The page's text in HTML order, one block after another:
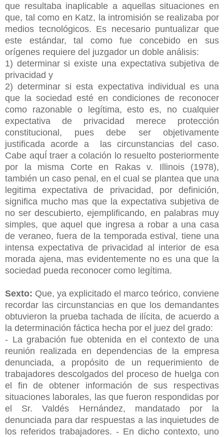
que resultaba inaplicable a aquellas situaciones en
que, tal como en Katz, la intromisión se realizaba por
medios tecnológicos. Es necesario puntualizar que
este estándar, tal como fue concebido en sus
orígenes requiere del juzgador un doble análisis:
1) determinar si existe una expectativa subjetiva de
privacidad y
2) determinar si esta expectativa individual es una
que la sociedad esté en condiciones de reconocer
como razonable o legítima, esto es, no cualquier
expectativa de privacidad merece protección
constitucional, pues debe ser objetivamente
justificada acorde a las circunstancias del caso.
Cabe aquÍ traer a colación lo resuelto posteriormente
por la misma Corte en Rakas v. Illinois (1978),
también un caso penal, en el cual se plantea que una
legitima expectativa de privacidad, por definición,
significa mucho mas que la expectativa subjetiva de
no ser descubierto, ejemplificando, en palabras muy
simples, que aquel que ingresa a robar a una casa
de veraneo, fuera de la temporada estival, tiene una
intensa expectativa de privacidad al interior de esa
morada ajena, mas evidentemente no es una que la
sociedad pueda reconocer como legítima.
Sexto: Que, ya explicitado el marco teórico, conviene
recordar las circunstancias en que los demandantes
obtuvieron la prueba tachada de ilícita, de acuerdo a
la determinación fáctica hecha por el juez del grado:
- La grabación fue obtenida en el contexto de una
reunión realizada en dependencias de la empresa
denunciada, a propósito de un requerimiento de
trabajadores descolgados del proceso de huelga con
el fin de obtener información de sus respectivas
situaciones laborales, las que fueron respondidas por
el Sr. Valdés Hernández, mandatado por la
denunciada para dar respuestas a las inquietudes de
los referidos trabajadores. - En dicho contexto, uno